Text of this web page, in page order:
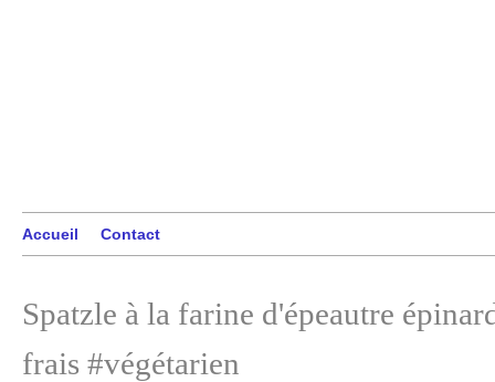
Accueil Contact
Spatzle à la farine d'épeautre
frais #végétarien